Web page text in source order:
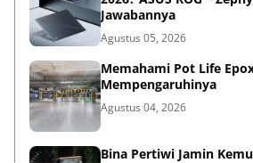
Jawabannya
Agustus 05, 2026
Memahami Pot Life
Mempengaruhinya
Agustus 04, 2026
Bina Pertiwi Jamin